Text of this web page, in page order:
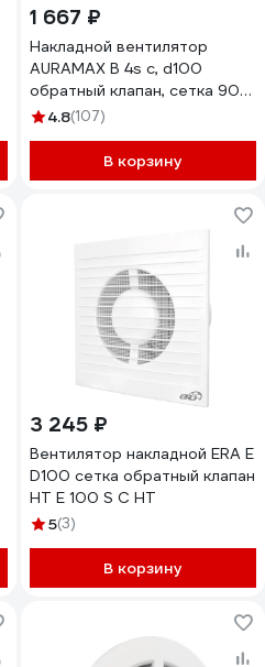
1 667 ₽
Накладной вентилятор
AURAMAX B 4s c, d100
обратный клапан, сетка 90-
00068
4.8(107)
В корзину
3 245 ₽
Вентилятор накладной ERA E
D100 сетка обратный клапан
HT E 100 S C HT
5(3)
В корзину